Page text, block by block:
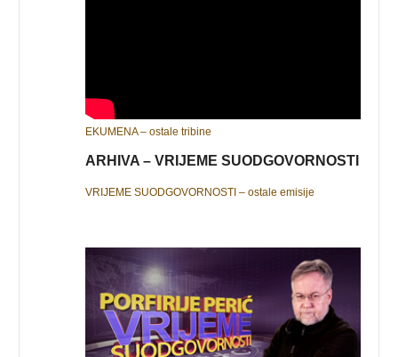
EKUMENA – ostale tribine
ARHIVA – VRIJEME SUODGOVORNOSTI
VRIJEME SUODGOVORNOSTI – ostale emisije